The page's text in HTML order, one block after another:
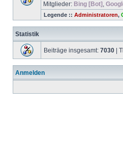
Mitglieder: Bing [Bot]
Legende :: Administratoren,
Statistik
Beiträge insgesamt: 7030 |
Anmelden